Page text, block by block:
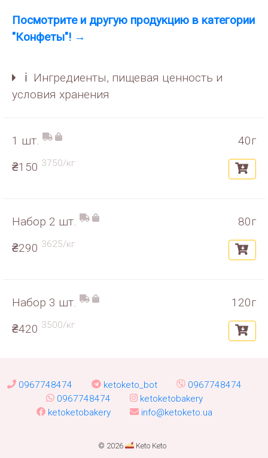
Посмотрите и другую продукцию в категории
"Конфеты"! →
ℹ️ Ингредиенты, пищевая ценность и
условия хранения
1 шт.
40г
₴150 3750/кг
Набор 2 шт.
80г
₴290 3625/кг
Набор 3 шт.
120г
₴420 3500/кг
0967748474 ketoketo_bot
0967748474
0967748474
ketoketobakery
ketoketobakery
info@ketoketo.ua
© 2026 Keto Keto